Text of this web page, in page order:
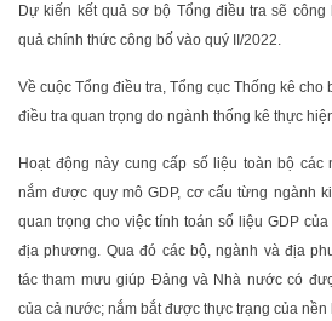
Dự kiến kết quả sơ bộ Tổng điều tra sẽ công
quả chính thức công bố vào quý II/2022.
Về cuộc Tổng điều tra, Tổng cục Thống kê cho
điều tra quan trọng do ngành thống kê thực
Hoạt động này cung cấp số liệu toàn bộ các
nắm được quy mô GDP, cơ cấu từng ngành
quan trọng cho việc tính toán số liệu GDP
địa phương. Qua đó các bộ, ngành và địa
tác tham mưu giúp Đảng và Nhà nước có
của cả nước; nắm bắt được thực trạng của